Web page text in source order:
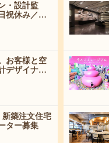
・設計監
祝休み／東
お客様と空
デザイナー
新築注文住宅
ター募集